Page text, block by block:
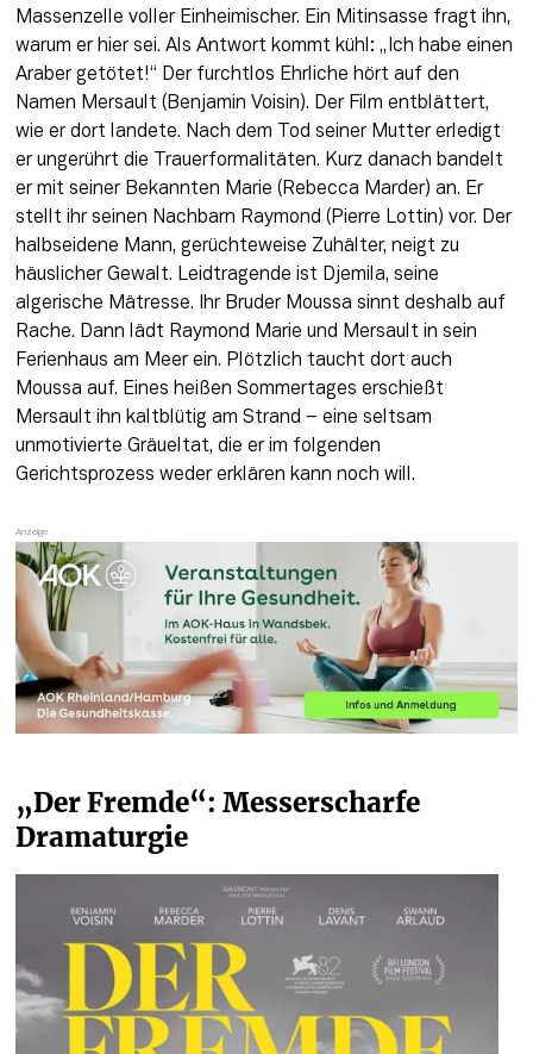
Massenzelle voller Einheimischer. Ein Mitinsasse fragt ihn,
warum er hier sei. Als Antwort kommt kühl: „Ich habe einen
Araber getötet!“ Der furchtlos Ehrliche hört auf den
Namen Mersault (Benjamin Voisin). Der Film entblättert,
wie er dort landete. Nach dem Tod seiner Mutter erledigt
er ungerührt die Trauerformalitäten. Kurz danach bandelt
er mit seiner Bekannten Marie (Rebecca Marder) an. Er
stellt ihr seinen Nachbarn Raymond (Pierre Lottin) vor. Der
halbseidene Mann, gerüchteweise Zuhälter, neigt zu
häuslicher Gewalt. Leidtragende ist Djemila, seine
algerische Mätresse. Ihr Bruder Moussa sinnt deshalb auf
Rache. Dann lädt Raymond Marie und Mersault in sein
Ferienhaus am Meer ein. Plötzlich taucht dort auch
Moussa auf. Eines heißen Sommertages erschießt
Mersault ihn kaltblütig am Strand – eine seltsam
unmotivierte Gräueltat, die er im folgenden
Gerichtsprozess weder erklären kann noch will.
„Der Fremde“: Messerscharfe
Dramaturgie